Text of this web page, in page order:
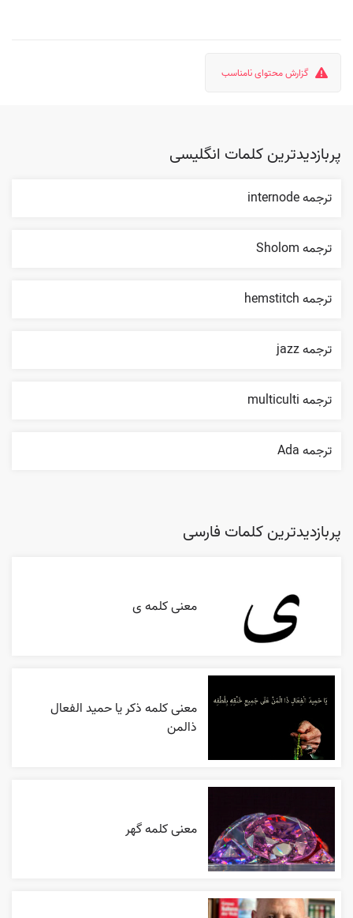
گزارش محتوای نامناسب
پربازدیدترین کلمات انگلیسی
ترجمه internode
ترجمه Sholom
ترجمه hemstitch
ترجمه jazz
ترجمه multiculti
ترجمه Ada
پربازدیدترین کلمات فارسی
معنی کلمه ی
معنی کلمه ذکر یا حمید الفعال
ذالمن
معنی کلمه گهر